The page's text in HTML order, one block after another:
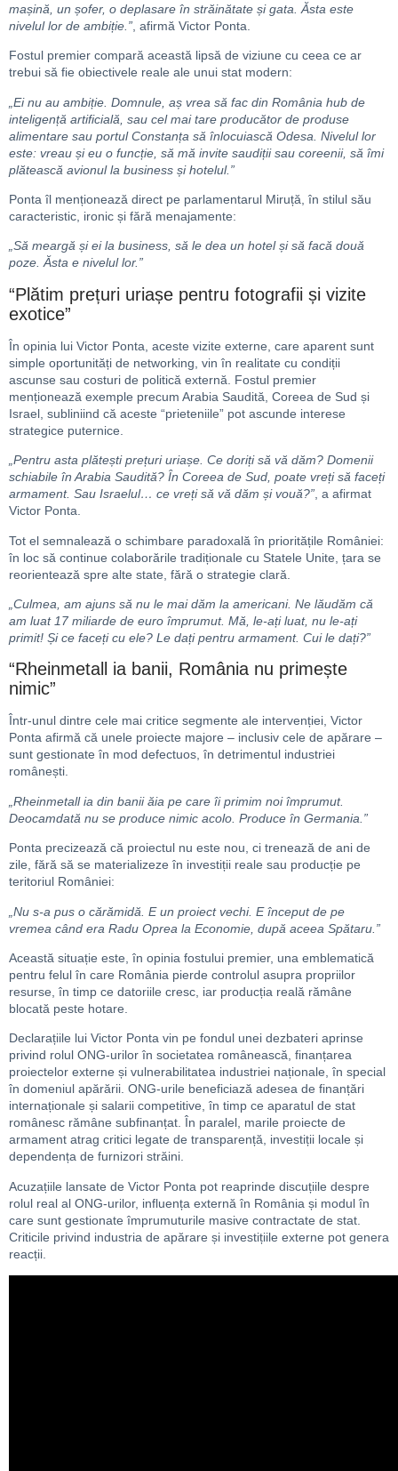
mașină, un șofer, o deplasare în străinătate și gata. Ăsta este
nivelul lor de ambiție.” , afirmă Victor Ponta.
Fostul premier compară această lipsă de viziune cu ceea ce ar
trebui să fie obiectivele reale ale unui stat modern:
„Ei nu au ambiție. Domnule, aș vrea să fac din România hub de
inteligență artificială, sau cel mai tare producător de produse
alimentare sau portul Constanța să înlocuiască Odesa. Nivelul lor
este: vreau și eu o funcție, să mă invite saudiții sau coreenii, să îmi
plătească avionul la business și hotelul.”
Ponta îl menționează direct pe parlamentarul Miruță, în stilul său
caracteristic, ironic și fără menajamente:
„Să meargă și ei la business, să le dea un hotel și să facă două
poze. Ăsta e nivelul lor.”
“Plătim prețuri uriașe pentru fotografii și vizite
exotice”
În opinia lui Victor Ponta, aceste vizite externe, care aparent sunt
simple oportunități de networking, vin în realitate cu condiții
ascunse sau costuri de politică externă. Fostul premier
menționează exemple precum Arabia Saudită, Coreea de Sud și
Israel, subliniind că aceste “prieteniile” pot ascunde interese
strategice puternice.
„Pentru asta plătești prețuri uriașe. Ce doriți să vă dăm? Domenii
schiabile în Arabia Saudită? În Coreea de Sud, poate vreți să faceți
armament. Sau Israelul… ce vreți să vă dăm și vouă?”, a afirmat
Victor Ponta.
Tot el semnalează o schimbare paradoxală în prioritățile României:
în loc să continue colaborările tradiționale cu Statele Unite, țara se
reorientează spre alte state, fără o strategie clară.
„Culmea, am ajuns să nu le mai dăm la americani. Ne lăudăm că
am luat 17 miliarde de euro împrumut. Mă, le-ați luat, nu le-ați
primit! Și ce faceți cu ele? Le dați pentru armament. Cui le dați?”
“Rheinmetall ia banii, România nu primește
nimic”
Într-unul dintre cele mai critice segmente ale intervenției, Victor
Ponta afirmă că unele proiecte majore – inclusiv cele de apărare –
sunt gestionate în mod defectuos, în detrimentul industriei
românești.
„Rheinmetall ia din banii ăia pe care îi primim noi împrumut.
Deocamdată nu se produce nimic acolo. Produce în Germania.”
Ponta precizează că proiectul nu este nou, ci trenează de ani de
zile, fără să se materializeze în investiții reale sau producție pe
teritoriul României:
„Nu s-a pus o cărămidă. E un proiect vechi. E început de pe
vremea când era Radu Oprea la Economie, după aceea Spătaru.”
Această situație este, în opinia fostului premier, una emblematică
pentru felul în care România pierde controlul asupra propriilor
resurse, în timp ce datoriile cresc, iar producția reală rămâne
blocată peste hotare.
Declarațiile lui Victor Ponta vin pe fondul unei dezbateri aprinse
privind rolul ONG-urilor în societatea românească, finanțarea
proiectelor externe și vulnerabilitatea industriei naționale, în special
în domeniul apărării. ONG-urile beneficiază adesea de finanțări
internaționale și salarii competitive, în timp ce aparatul de stat
românesc rămâne subfinanțat. În paralel, marile proiecte de
armament atrag critici legate de transparență, investiții locale și
dependența de furnizori străini.
Acuzațiile lansate de Victor Ponta pot reaprinde discuțiile despre
rolul real al ONG-urilor, influența externă în România și modul în
care sunt gestionate împrumuturile masive contractate de stat.
Criticile privind industria de apărare și investițiile externe pot genera
reacții.